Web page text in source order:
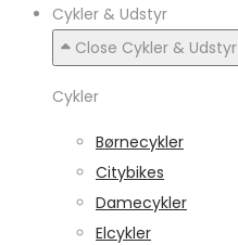
Cykler & Udstyr
Close Cykler & Udstyr
Cykler
Børnecykler
Citybikes
Damecykler
Elcykler